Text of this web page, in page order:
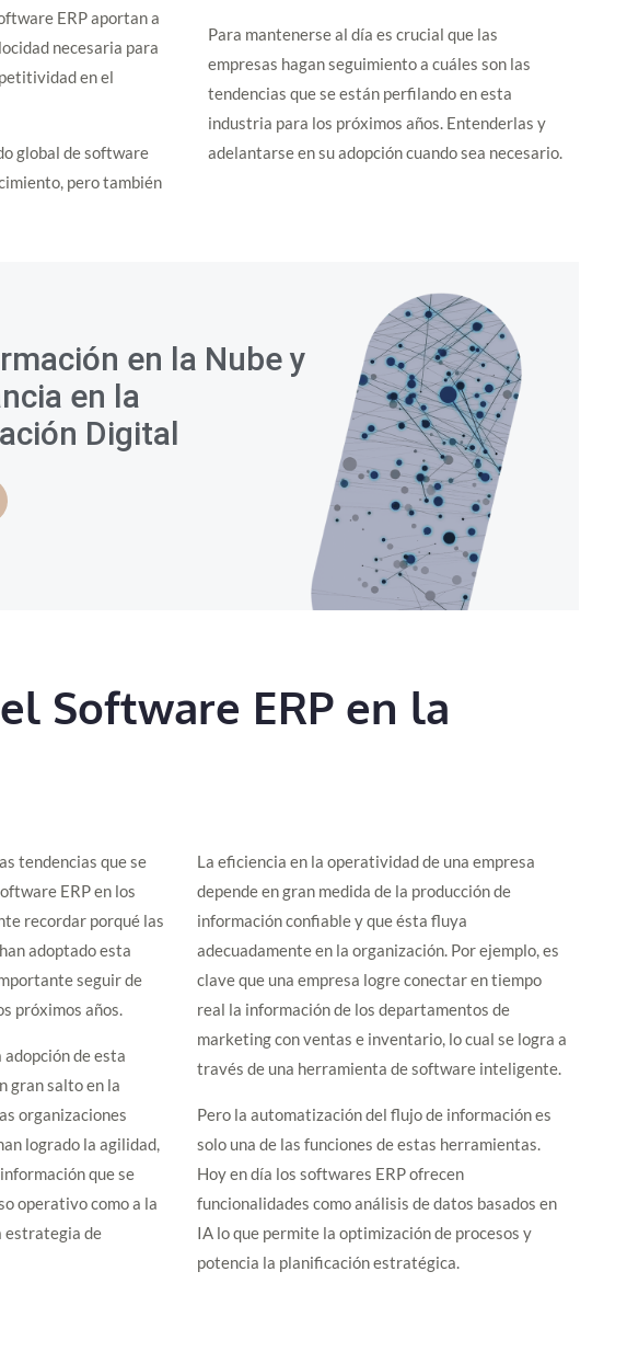
ERP aportan a
necesaria para
en el
global de software
pero también
Para mantenerse al día es crucial que las
empresas hagan seguimiento a cuáles son las
tendencias que se están perfilando en esta
industria para los próximos años. Entenderlas y
adelantarse en su adopción cuando sea necesario.
en la Nube y
en la
Digital
Software ERP en la
tendencias que se
ERP en los
recordar porqué las
adoptado esta
seguir de
próximos años.
adopción de esta
gran salto en la
organizaciones
logrado la agilidad,
que se
operativo como a la
estrategia de
La eficiencia en la operatividad de una empresa
depende en gran medida de la producción de
información confiable y que ésta fluya
adecuadamente en la organización. Por ejemplo, es
clave que una empresa logre conectar en tiempo
real la información de los departamentos de
marketing con ventas e inventario, lo cual se logra a
través de una herramienta de software inteligente.
Pero la automatización del flujo de información es
solo una de las funciones de estas herramientas.
Hoy en día los softwares ERP ofrecen
funcionalidades como análisis de datos basados en
IA lo que permite la optimización de procesos y
potencia la planificación estratégica.